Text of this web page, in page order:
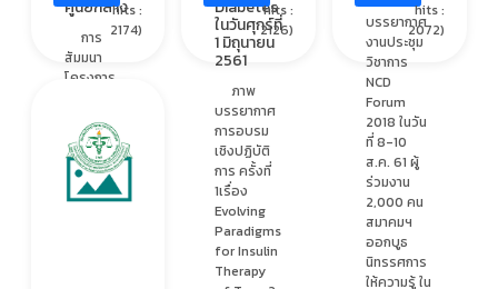
ศูนย์กลาง
การ
สัมมนา
โครงการ
เบาหวาน
เพื่อส่ง
เสริมการ
ดูแลโดยมีผู้
ป่วยเป็น
hits :
2174)
Diabetes
ในวันศุกร์ที่
1 มิถุนายน
2561
ภาพ
บรรยากาศ
การอบรม
เชิงปฏิบัติ
การ ครั้งที่
1เรื่อง
Evolving
Paradigms
for Insulin
Therapy
hits :
2126)
บรรยากาศ
งานประชุม
วิชาการ
NCD
Forum
2018 ในวัน
ที่ 8-10
ส.ค. 61 ผู้
ร่วมงาน
2,000 คน
สมาคมฯ
ออกบูธ
นิทรรศการ
ให้ความรู้ ใน
hits :
2072)